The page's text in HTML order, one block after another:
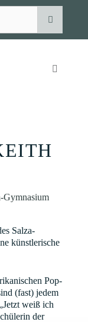
Gymnasium
Salza-
künstlerische
Pop-
(fast) jedem
weiß ich
der